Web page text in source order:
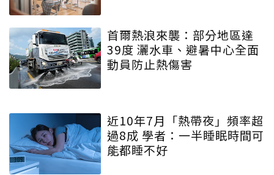
首爾熱浪來襲：部分地區達
39度 灑水車、避暑中心全面
動員防止熱傷害
近10年7月「熱帶夜」頻率超
過8成 學者：一半睡眠時間可
能都睡不好